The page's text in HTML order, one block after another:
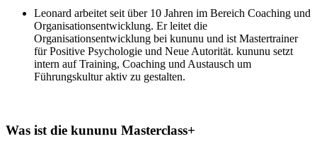
Leonard arbeitet seit über 10 Jahren im Bereich Coaching und
Organisationsentwicklung. Er leitet die
Organisationsentwicklung bei kununu und ist Mastertrainer
für Positive Psychologie und Neue Autorität. kununu setzt
intern auf Training, Coaching und Austausch um
Führungskultur aktiv zu gestalten.
Was ist die kununu Masterclass+